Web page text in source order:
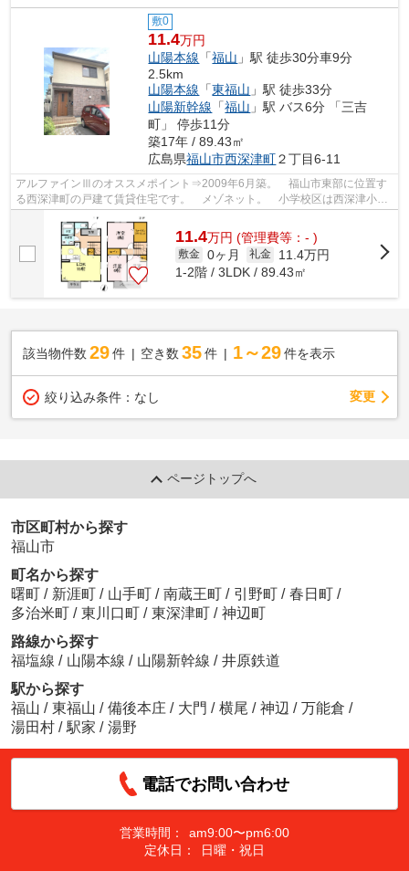
敷0
11.4万円
山陽本線 「福山 」駅 徒歩30分車9分
2.5km
山陽本線 「東福山 」駅 徒歩33分
山陽新幹線 「福山 」駅 バス6分 「三吉
町」 停歩11分
築17年 / 89.43㎡
広島県福山市西深津町２丁目6-11
アルファインⅢのオススメポイント⇒2009年6月築。 福山市東部に位置す
る西深津町の戸建て賃貸住宅です。 メゾネット。 小学校区は西深津小学
校です。 最寄りのスーパーまで徒歩約9...
11.4万円 (管理費等：- )
敷金 0ヶ月 礼金
11.4万円
1-2階 / 3LDK / 89.43㎡
該当物件数 29件 空き数 35 件 1～29 件を表示
絞り込み条件： なし 変更
ページトップへ
市区町村から探す
福山市
町名から探す
曙町 / 新涯町 / 山手町 / 南蔵王町 / 引野町 / 春日町 /
多治米町 / 東川口町 / 東深津町 / 神辺町
路線から探す
福塩線 / 山陽本線 / 山陽新幹線 / 井原鉄道
駅から探す
福山 / 東福山 / 備後本庄 / 大門 / 横尾 / 神辺 / 万能倉 /
湯田村 / 駅家 / 湯野
電話でお問い合わせ
営業時間：
am9:00〜pm6:00
定休日：
日曜・祝日